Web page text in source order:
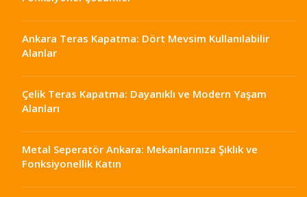
Ankara Teras Kapatma: Dört Mevsim Kullanılabilir
Alanlar
Çelik Teras Kapatma: Dayanıklı ve Modern Yaşam
Alanları
Metal Seperatör Ankara: Mekanlarınıza Şıklık ve
Fonksiyonellik Katın